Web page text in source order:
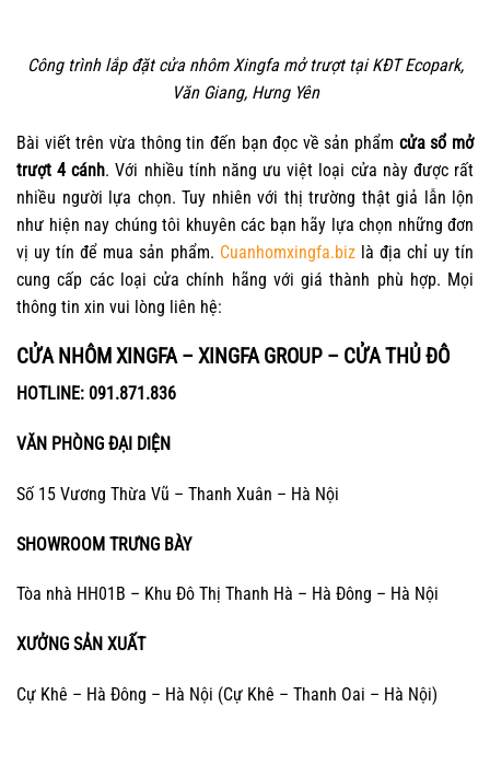
Công trình lắp đặt cửa nhôm Xingfa mở trượt tại KĐT Ecopark,
Văn Giang, Hưng Yên
Bài viết trên vừa thông tin đến bạn đọc về sản phẩm cửa sổ mở
trượt 4 cánh. Với nhiều tính năng ưu việt loại cửa này được rất
nhiều người lựa chọn. Tuy nhiên với thị trường thật giả lẫn lộn
như hiện nay chúng tôi khuyên các bạn hãy lựa chọn những đơn
vị uy tín để mua sản phẩm. Cuanhomxingfa.bizlà địa chỉ uy tín
cung cấp các loại cửa chính hãng với giá thành phù hợp. Mọi
thông tin xin vui lòng liên hệ:
CỬA NHÔM XINGFA – XINGFA GROUP – CỬA THỦ ĐÔ
HOTLINE: 091.871.836
VĂN PHÒNG ĐẠI DIỆN
Số 15 Vương Thừa Vũ – Thanh Xuân – Hà Nội
SHOWROOM TRƯNG BÀY
Tòa nhà HH01B – Khu Đô Thị Thanh Hà – Hà Đông – Hà Nội
XƯỞNG SẢN XUẤT
Cự Khê – Hà Đông – Hà Nội (Cự Khê – Thanh Oai – Hà Nội)